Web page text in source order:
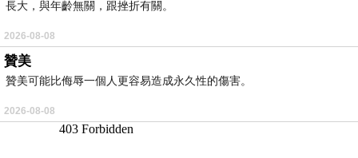
長大，與年齡無關，跟挫折有關。
2026-08-08
贊美
贊美可能比侮辱一個人更容易造成永久性的傷害。
2026-08-08